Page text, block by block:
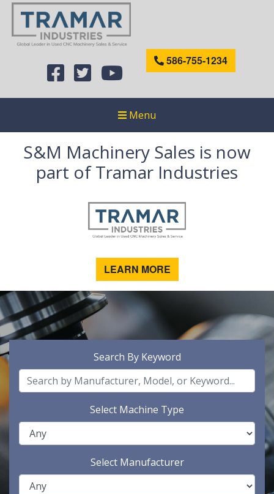
586-755-1234
Menu
S&M Machinery Sales is now
part of Tramar Industries
LEARN MORE
Search By Keyword
Select Machine Type
Select Manufacturer